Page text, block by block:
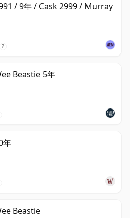
/ 9年 / Cask 2999 / Murray
?
Beastie 5年
年
Beastie